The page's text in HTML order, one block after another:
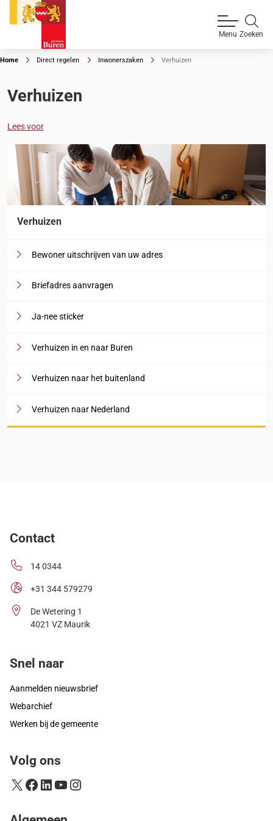
Menu Zoeken
Home Direct regelen Inwonerszaken Verhuizen
Verhuizen
Lees voor
Verhuizen
Bewoner uitschrijven van uw adres
Briefadres aanvragen
Ja-nee sticker
Verhuizen in en naar Buren
Verhuizen naar het buitenland
Verhuizen naar Nederland
Contact
14 0344
+31 344 579279
De Wetering 1
4021 VZ Maurik
Snel naar
Aanmelden nieuwsbrief
Webarchief
Werken bij de gemeente
Volg ons
X Facebook
LinkedIn
YouTube
Instagram